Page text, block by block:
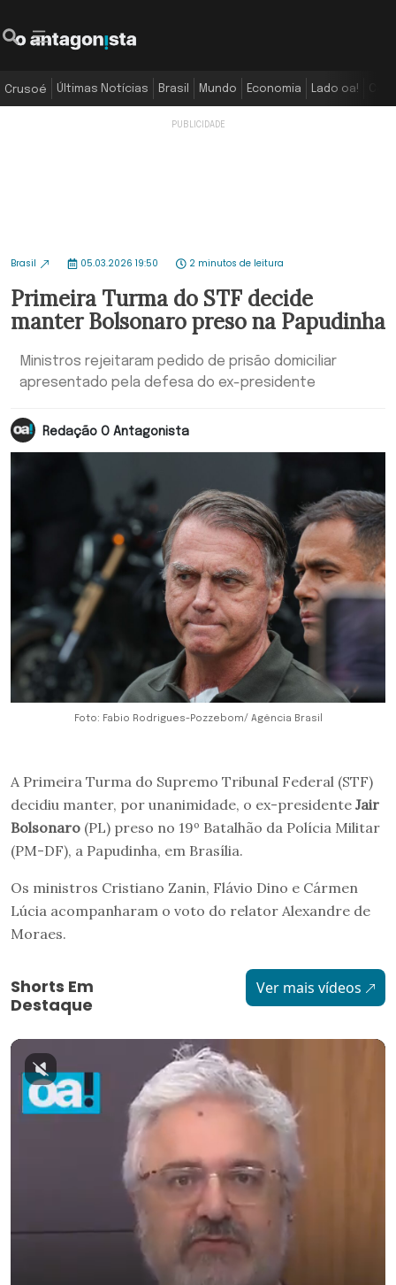
Crusoé Últimas Notícias Brasil Mundo Economia Lado oa!
Brasil 05.03.2026 19:50 2 minutos de leitura
Primeira Turma do STF decide
manter Bolsonaro preso na Papudinha
Ministros rejeitaram pedido de prisão domiciliar
apresentado pela defesa do ex-presidente
Redação O Antagonista
Foto: Fabio Rodrigues-Pozzebom/ Agência Brasil
A Primeira Turma do Supremo Tribunal Federal (STF)
decidiu manter, por unanimidade, o ex-presidente Jair
Bolsonaro (PL) preso no 19º Batalhão da Polícia Militar
(PM-DF), a Papudinha, em Brasília.
Os ministros Cristiano Zanin, Flávio Dino e Cármen
Lúcia acompanharam o voto do relator Alexandre de
Moraes.
Shorts Em
Destaque
Ver mais vídeos